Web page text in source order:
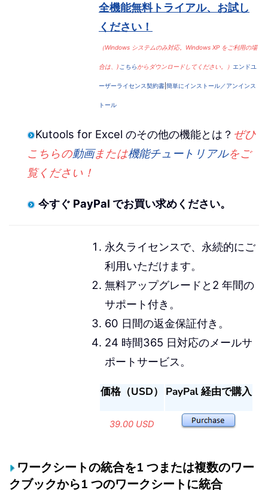
全機能無料トライアル、お試し
ください！
（Windows システムのみ対応。Windows XP をご利用の場
合は、) こちらからダウンロードしてください。） エンドユ
ーザーライセンス契約書 簡単にインストール／アンインス
トール
Kutools for Excel のその他の機能とは？ ぜひ
こちらの動画または機能チュートリアルをご
覧ください！
今すぐ PayPal でお買い求めください。
永久ライセンスで、永続的にご
利用いただけます。
無料アップグレードと2 年間の
サポート付き。
60 日間の返金保証付き。
24 時間365 日対応のメールサ
ポートサービス。
価格（USD） PayPal 経由で購入
39.00 USD
ワークシートの統合を1 つまたは複数のワー
クブックから1 つのワークシートに統合